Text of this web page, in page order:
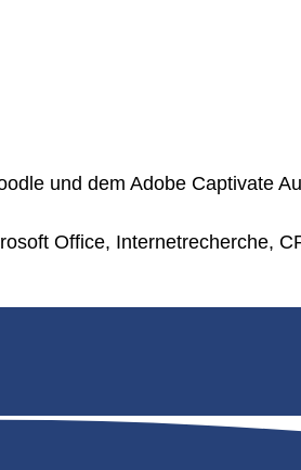
und dem Adobe Captivate
Office, Internetrecherche,